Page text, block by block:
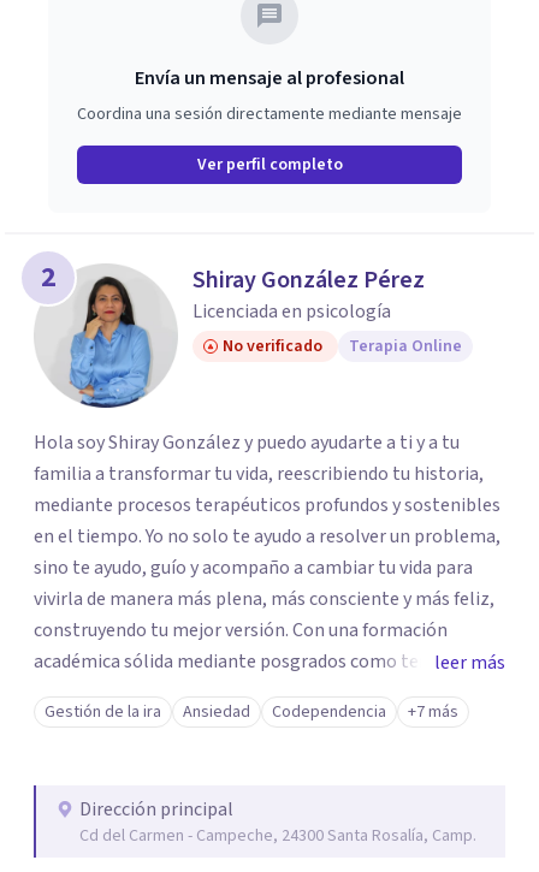
Envía un mensaje al profesional
Coordina una sesión directamente mediante mensaje
Ver perfil completo
2 Shiray González Pérez
Licenciada en psicología
No verificado Terapia Online
Hola soy Shiray González y puedo ayudarte a ti y a tu
familia a transformar tu vida, reescribiendo tu historia,
mediante procesos terapéuticos profundos y sostenibles
en el tiempo. Yo no solo te ayudo a resolver un problema,
sino te ayudo, guío y acompaño a cambiar tu vida para
vivirla de manera más plena, más consciente y más feliz,
construyendo tu mejor versión. Con una formación
académica sólida mediante posgrados como terapeuta
breve, familiar e infantil, así como con respaldo
profesional y experiencia clínica de más de 26 años y
auténtica y comunicación clara y directa para darte
seguridad emocional y una dirección firme de tu proceso
de cambio.
leer más
Gestión de la ira Ansiedad Codependencia +7 más
Dirección principal
Cd del Carmen - Campeche, 24300 Santa Rosalía, Camp.